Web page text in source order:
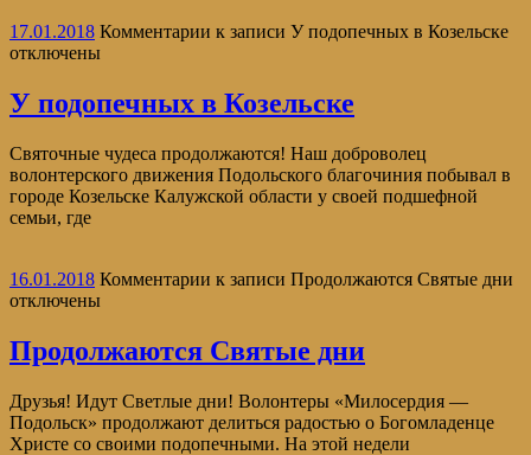
17.01.2018 Комментарии к записи У подопечных в Козельске
отключены
У подопечных в Козельске
Святочные чудеса продолжаются! Наш доброволец
волонтерского движения Подольского благочиния побывал в
городе Козельске Калужской области у своей подшефной
семьи, где
16.01.2018 Комментарии к записи Продолжаются Святые дни
отключены
Продолжаются Святые дни
Друзья! Идут Светлые дни! Волонтеры «Милосердия —
Подольск» продолжают делиться радостью о Богомладенце
Христе со своими подопечными. На этой недели